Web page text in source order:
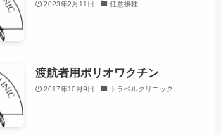
2023年2月11日 任意接種
渡航者用ポリオワクチン
2017年10月9日 トラベルクリニック